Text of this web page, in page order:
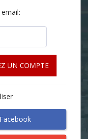
UN COMPTE